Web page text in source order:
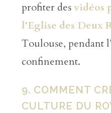
profiter desvidéos
l’Eglise des Deux
Toulouse, pendant
confinement.
9. COMMENT
CULTURE DU